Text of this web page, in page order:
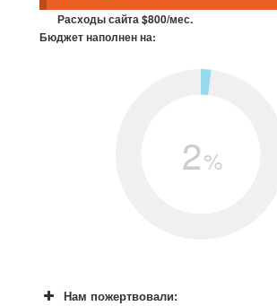
Расходы сайта $800/мес.
Бюджет наполнен на:
2%
Нам пожертвовали: